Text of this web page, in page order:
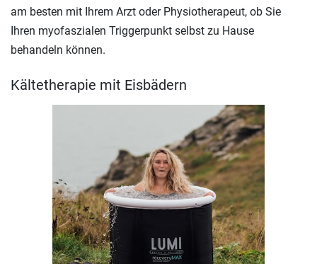
am besten mit Ihrem Arzt oder Physiotherapeut, ob Sie
Ihren myofaszialen Triggerpunkt selbst zu Hause
behandeln können.
Kältetherapie mit Eisbädern